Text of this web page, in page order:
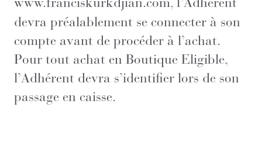
devra préalablement se connecter à son
compte avant de procéder à l’achat.
Pour tout achat en Boutique Eligible,
l’Adhérent devra s’identifier lors de son
passage en caisse.